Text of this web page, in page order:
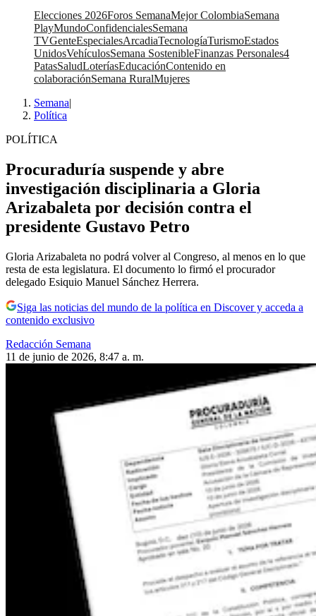
Elecciones 2026Foros SemanaMejor ColombiaSemana
PlayMundoConfidencialesSemana
TVGenteEspecialesArcadiaTecnologíaTurismoEstados
UnidosVehículosSemana SostenibleFinanzas Personales4
PatasSaludLoteríasEducaciónContenido en
colaboraciónSemana RuralMujeres
Semana|
Política
POLÍTICA
Procuraduría suspende y abre
investigación disciplinaria a Gloria
Arizabaleta por decisión contra el
presidente Gustavo Petro
Gloria Arizabaleta no podrá volver al Congreso, al menos en lo que
resta de esta legislatura. El documento lo firmó el procurador
delegado Esiquio Manuel Sánchez Herrera.
Siga las noticias del mundo de la política en Discover y acceda a
contenido exclusivo
Redacción Semana
11 de junio de 2026, 8:47 a. m.